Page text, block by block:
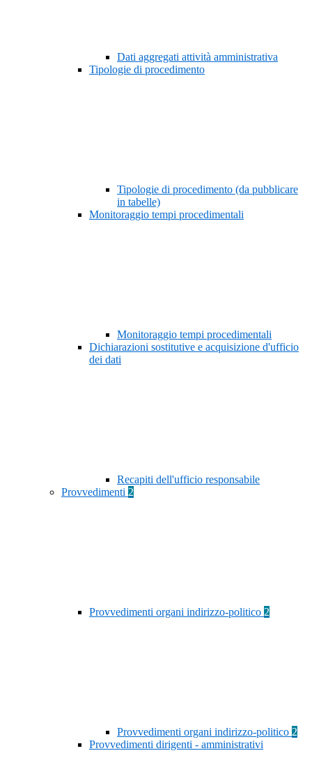
Dati aggregati attività amministrativa
Tipologie di procedimento
Tipologie di procedimento (da pubblicare
in tabelle)
Monitoraggio tempi procedimentali
Monitoraggio tempi procedimentali
Dichiarazioni sostitutive e acquisizione d'ufficio
dei dati
Recapiti dell'ufficio responsabile
Provvedimenti 2
Provvedimenti organi indirizzo-politico 2
Provvedimenti organi indirizzo-politico 2
Provvedimenti dirigenti - amministrativi